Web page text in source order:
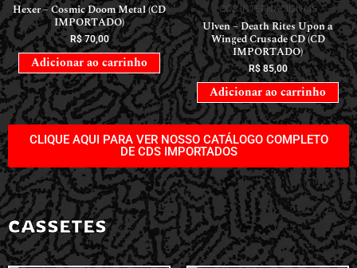
Hexer – Cosmic Doom Metal (CD
IMPORTADO)
R$70,00
Adicionar ao carrinho
CDS INTERNACIONAIS
Ulven – Death Rites Upon a
Winged Crusade CD (CD
IMPORTADO)
R$85,00
Adicionar ao carrinho
CLIQUE AQUI PARA VER NOSSO CATÁLOGO COMPLETO
DE CDS IMPORTADOS
CASSETES